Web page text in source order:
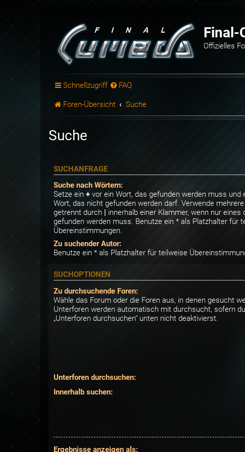
Final-
Offizielles
Schnellzugriff FAQ
Foren-Übersicht Suche
Suche
SUCHANFRAGE
Suche nach Wörtern:
Setze ein + vor ein Wort, das gefunden werden muss und
Wort, das nicht gefunden werden darf. Verwende
getrennt durch | innerhalb einer Klammer, wenn nur eines
gefunden werden muss. Benutze ein * als Platzhalter für
Übereinstimmungen.
Zu suchender Autor:
Benutze ein * als Platzhalter für teilweise
SUCHOPTIONEN
Zu durchsuchende Foren:
Wähle das Forum oder die Foren aus, in denen gesucht
Unterforen werden automatisch mit durchsucht, sofern
„Unterforen durchsuchen“ unten nicht deaktivierst.
Unterforen durchsuchen:
Innerhalb suchen:
Ergebnisse anzeigen als: